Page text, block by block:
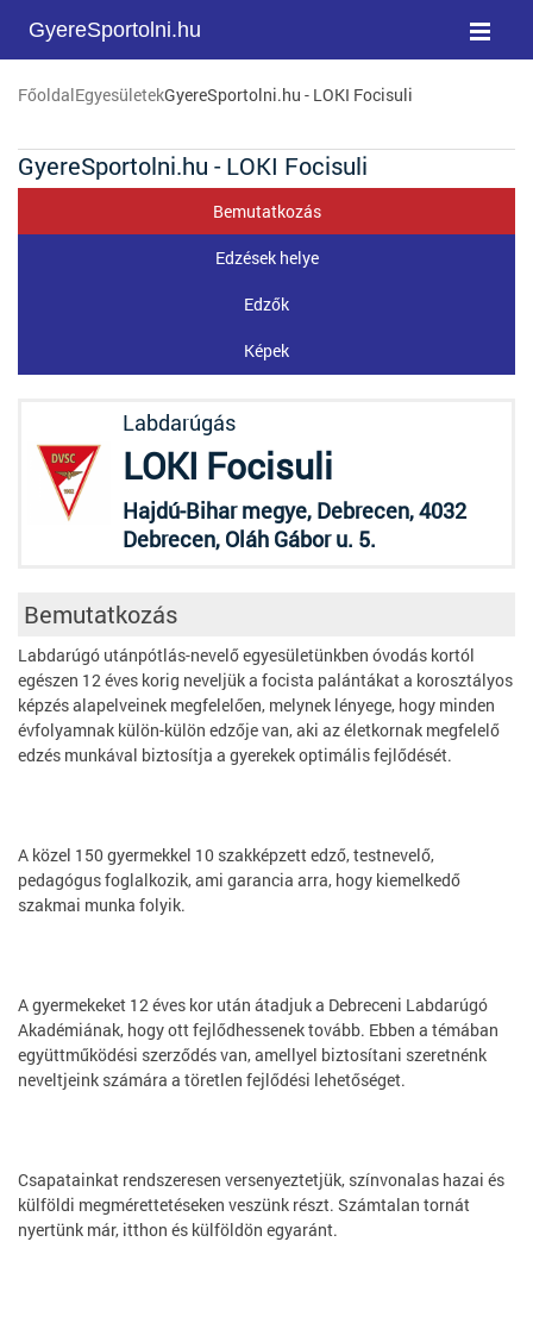
GyereSportolni.hu
FőoldalEgyesületekGyereSportolni.hu - LOKI Focisuli
GyereSportolni.hu - LOKI Focisuli
Bemutatkozás
Edzések helye
Edzők
Képek
Labdarúgás
LOKI Focisuli
Hajdú-Bihar megye, Debrecen, 4032
Debrecen, Oláh Gábor u. 5.
Bemutatkozás
Labdarúgó utánpótlás-nevelő egyesületünkben óvodás kortól
egészen 12 éves korig neveljük a focista palántákat a korosztályos
képzés alapelveinek megfelelően, melynek lényege, hogy minden
évfolyamnak külön-külön edzője van, aki az életkornak megfelelő
edzés munkával biztosítja a gyerekek optimális fejlődését.
A közel 150 gyermekkel 10 szakképzett edző, testnevelő,
pedagógus foglalkozik, ami garancia arra, hogy kiemelkedő
szakmai munka folyik.
A gyermekeket 12 éves kor után átadjuk a Debreceni Labdarúgó
Akadémiának, hogy ott fejlődhessenek tovább. Ebben a témában
együttműködési szerződés van, amellyel biztosítani szeretnénk
neveltjeink számára a töretlen fejlődési lehetőséget.
Csapatainkat rendszeresen versenyeztetjük, színvonalas hazai és
külföldi megmérettetéseken veszünk részt. Számtalan tornát
nyertünk már, itthon és külföldön egyaránt.